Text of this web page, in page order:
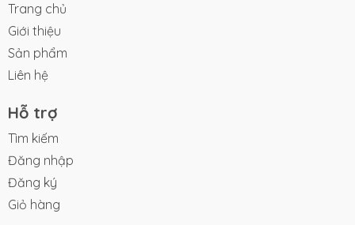
Trang chủ
Giới thiệu
Sản phẩm
Liên hệ
Hỗ trợ
Tìm kiếm
Đăng nhập
Đăng ký
Giỏ hàng